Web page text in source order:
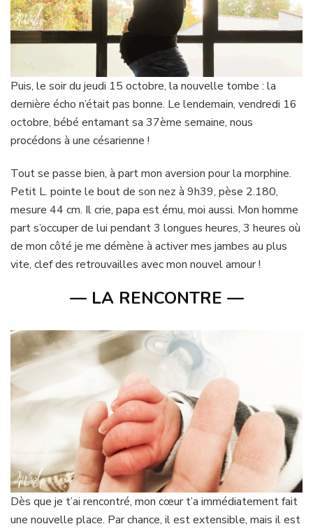
Puis, le soir du jeudi 15 octobre, la nouvelle tombe : la
dernière écho n’était pas bonne. Le lendemain, vendredi 16
octobre, bébé entamant sa 37ème semaine, nous
procédons à une césarienne !
Tout se passe bien, à part mon aversion pour la morphine.
Petit L. pointe le bout de son nez à 9h39, pèse 2.180,
mesure 44 cm. Il crie, papa est ému, moi aussi. Mon homme
part s’occuper de lui pendant 3 longues heures, 3 heures où
de mon côté je me démène à activer mes jambes au plus
vite, clef des retrouvailles avec mon nouvel amour !
— LA RENCONTRE —
Dès que je t’ai rencontré, mon cœur t’a immédiatement fait
une nouvelle place. Par chance, il est extensible, mais il est